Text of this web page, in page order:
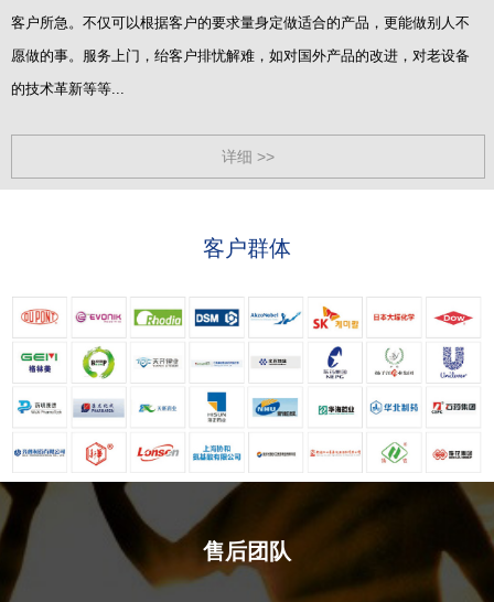
客户所急。不仅可以根据客户的要求量身定做适合的产品，更能做别人不
愿做的事。服务上门，绐客户排忧解难，如对国外产品的改进，对老设备
的技术革新等等...
详细 >>
客户群体
售后团队